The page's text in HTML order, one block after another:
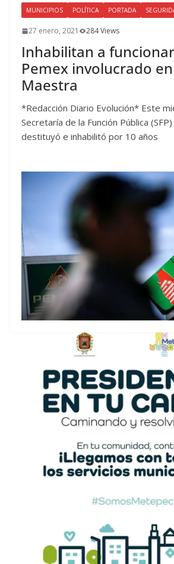
MUNICIPIOS POLÍTICA PORTADA
27 enero, 2021 284 Views
Inhabilitan a
Pemex involucrado
Maestra
*Redacción Diario Evolución* Este
Secretaría de la Función Pública
destituyó e inhabilitó por 10 años